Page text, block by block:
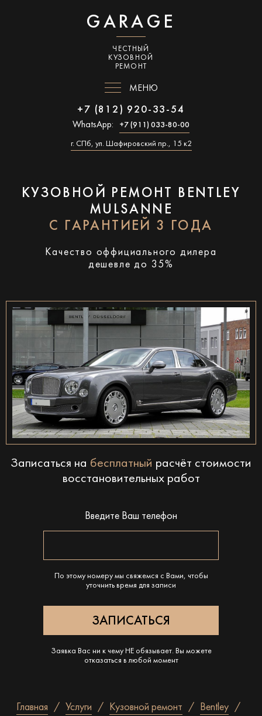
GARAGE
ЧЕСТНЫЙ
КУЗОВНОЙ
РЕМОНТ
МЕНЮ
+7 (812) 920-33-54
WhatsApp: +7 (911) 033-80-00
г. СПб, ул. Шафировский пр., 15 к2
КУЗОВНОЙ РЕМОНТ BENTLEY
MULSANNE
С ГАРАНТИЕЙ 3 ГОДА
Качество оффициального дилера
дешевле до 35%
Записаться на бесплатный расчёт стоимости
восстановительных работ
Введите Ваш телефон
По этому номеру мы свяжемся с Вами, чтобы
уточнить время для записи
Заявка Вас ни к чему НЕ обязывает. Вы можете
отказаться в любой момент
Главная Услуги Кузовной ремонт
Bentley